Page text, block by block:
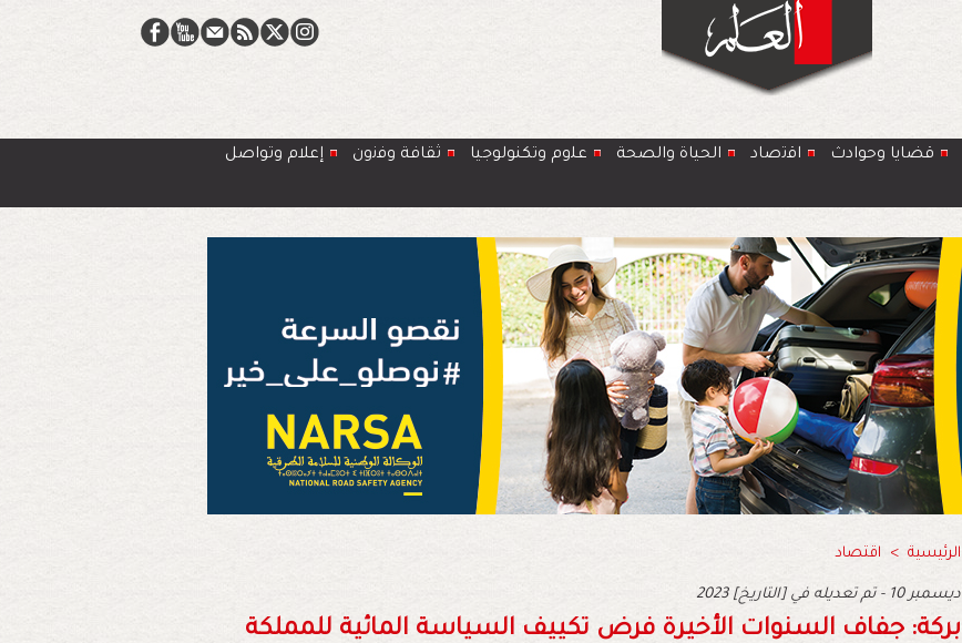
قضايا وحوادث اﻗﺗﺻﺎد الحياة والصحة ﻋﻠوم وتكنولوجيا ﺛﻘﺎﻓﺔ وﻓﻧون
إعلام وتواصل
الرئيسية > اقتصاد
2023 ديسمبر 10 - تم تعديله في [التاريخ]
بركة: جفاف السنوات الأخيرة فرض تكييف السياسة المائية للمملكة